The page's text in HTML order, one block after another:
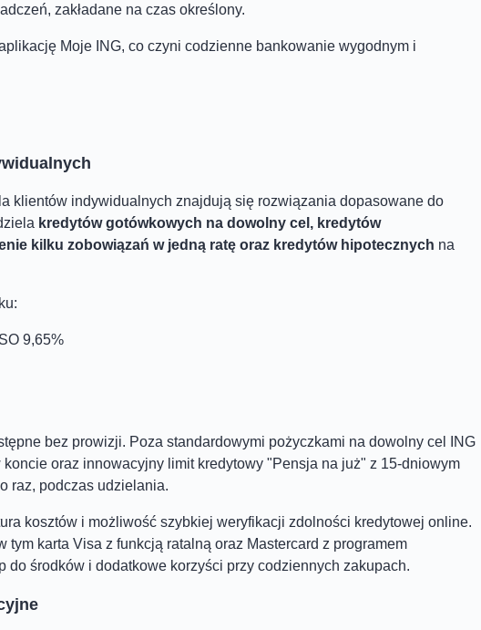
zakładane na czas określony.
Moje ING, co czyni codzienne bankowanie wygodnym i
klientów indywidualnych znajdują się rozwiązania dopasowane do
kredytów gotówkowych na dowolny cel, kredytów
kilku zobowiązań w jedną ratę oraz kredytów hipotecznych na
9,65%
bez prowizji. Poza standardowymi pożyczkami na dowolny cel ING
oraz innowacyjny limit kredytowy "Pensja na już" z 15-dniowym
raz, podczas udzielania.
kosztów i możliwość szybkiej weryfikacji zdolności kredytowej online.
tym karta Visa z funkcją ratalną oraz Mastercard z programem
do środków i dodatkowe korzyści przy codziennych zakupach.